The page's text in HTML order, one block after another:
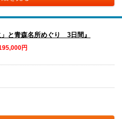
」と青森名所めぐり 3日間』
円